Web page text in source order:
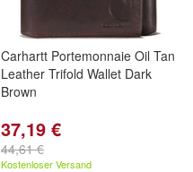
Carhartt Portemonnaie Oil Tan
Leather Trifold Wallet Dark
Brown
37,19 €
44,61 €
Kostenloser Versand